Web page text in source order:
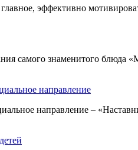
эффективно
самого знаменитого блюда
направление
направление –